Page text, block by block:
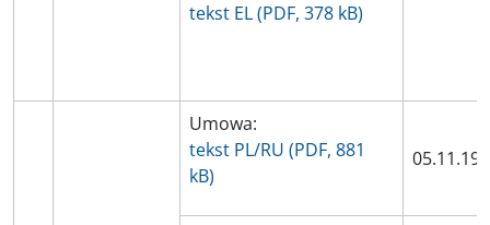
tekst EL (PDF, 378 kB)
Umowa:
tekst PL/RU (PDF, 881
kB)